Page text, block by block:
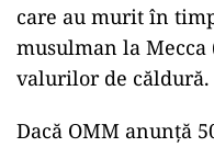
care au murit în
musulman la Mecca
valurilor de căldură.
Dacă OMM anunță